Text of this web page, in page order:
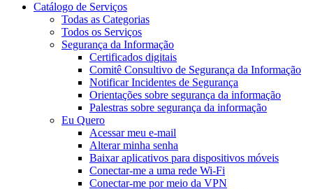
Catálogo de Serviços
Todas as Categorias
Todos os Serviços
Segurança da Informação
Certificados digitais
Comitê Consultivo de Segurança da Informação
Notificar Incidentes de Segurança
Orientações sobre segurança da informação
Palestras sobre segurança da informação
Eu Quero
Acessar meu e-mail
Alterar minha senha
Baixar aplicativos para dispositivos móveis
Conectar-me a uma rede Wi-Fi
Conectar-me por meio da VPN